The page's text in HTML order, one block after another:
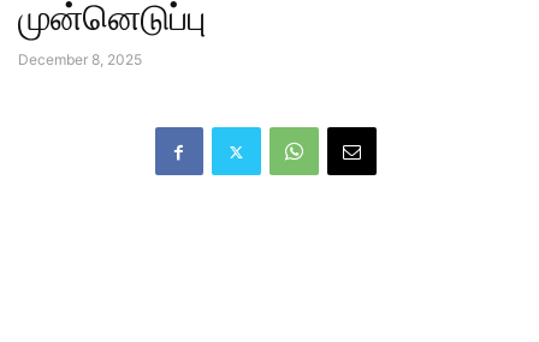
முன்னெடுப்பு
December 8, 2025